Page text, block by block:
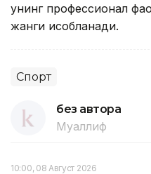
унинг профессионал
жанги ҳисобланади.
Спорт
без автора
Муаллиф
10:00, 08 Август 2026